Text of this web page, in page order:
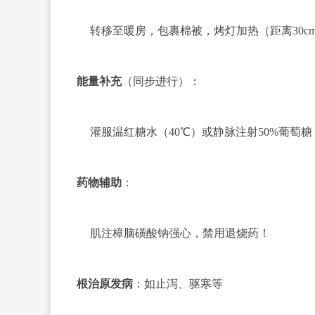
转移至暖房，包裹棉被，烤灯加热（距离
能量补充（同步进行）：
灌服温红糖水（40℃）或静脉注射50%葡萄糖
药物辅助：
肌注樟脑磺酸钠强心，禁用退烧药！
根治原发病：如止泻、驱寒等